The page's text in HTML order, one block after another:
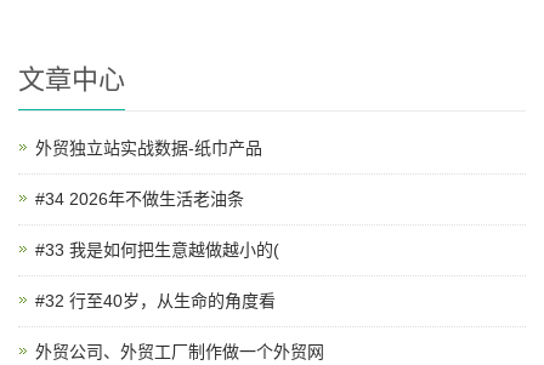
文章中心
外贸独立站实战数据-纸巾产品
#34 2026年不做生活老油条
#33 我是如何把生意越做越小的(
#32 行至40岁，从生命的角度看
外贸公司、外贸工厂制作做一个外贸网